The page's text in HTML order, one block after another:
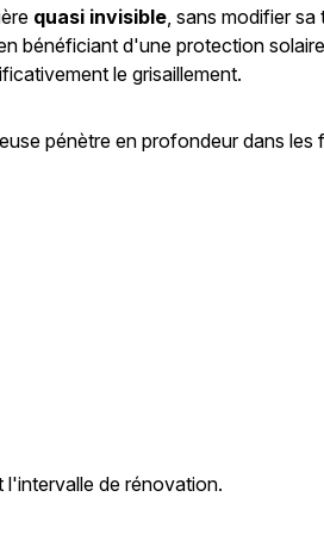
quasi invisible, sans modifier sa
bénéficiant d'une protection
le grisaillement.
pénètre en profondeur dans les
de rénovation.